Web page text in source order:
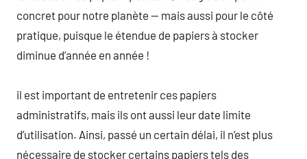
concret pour notre planète — mais aussi pour le côté
pratique, puisque le étendue de papiers à stocker
diminue d’année en année !
il est important de entretenir ces papiers
administratifs, mais ils ont aussi leur date limite
d’utilisation. Ainsi, passé un certain délai, il n’est plus
nécessaire de stocker certains papiers tels des